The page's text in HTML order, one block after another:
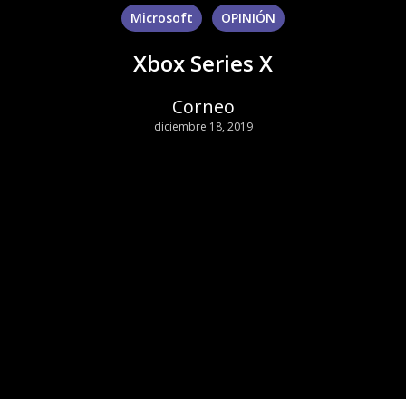
Microsoft OPINIÓN
Xbox Series X
Corneo
diciembre 18, 2019